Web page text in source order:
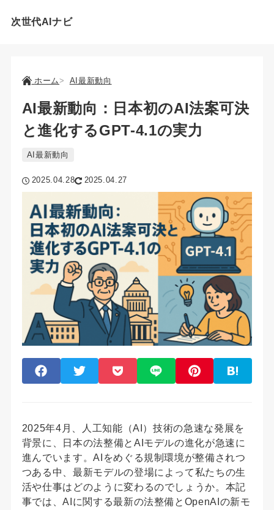
次世代AIナビ
ホーム AI最新動向
AI最新動向：日本初のAI法案可決
と進化するGPT-4.1の実力
AI最新動向
2025.04.28 2025.04.27
2025年4月、人工知能（AI）技術の急速な発展を
背景に、日本の法整備とAIモデルの進化が急速に
進んでいます。AIをめぐる規制環境が整備されつ
つある中、最新モデルの登場によって私たちの生
活や仕事はどのように変わるのでしょうか。本記
事では、AIに関する最新の法整備とOpenAIの新モ